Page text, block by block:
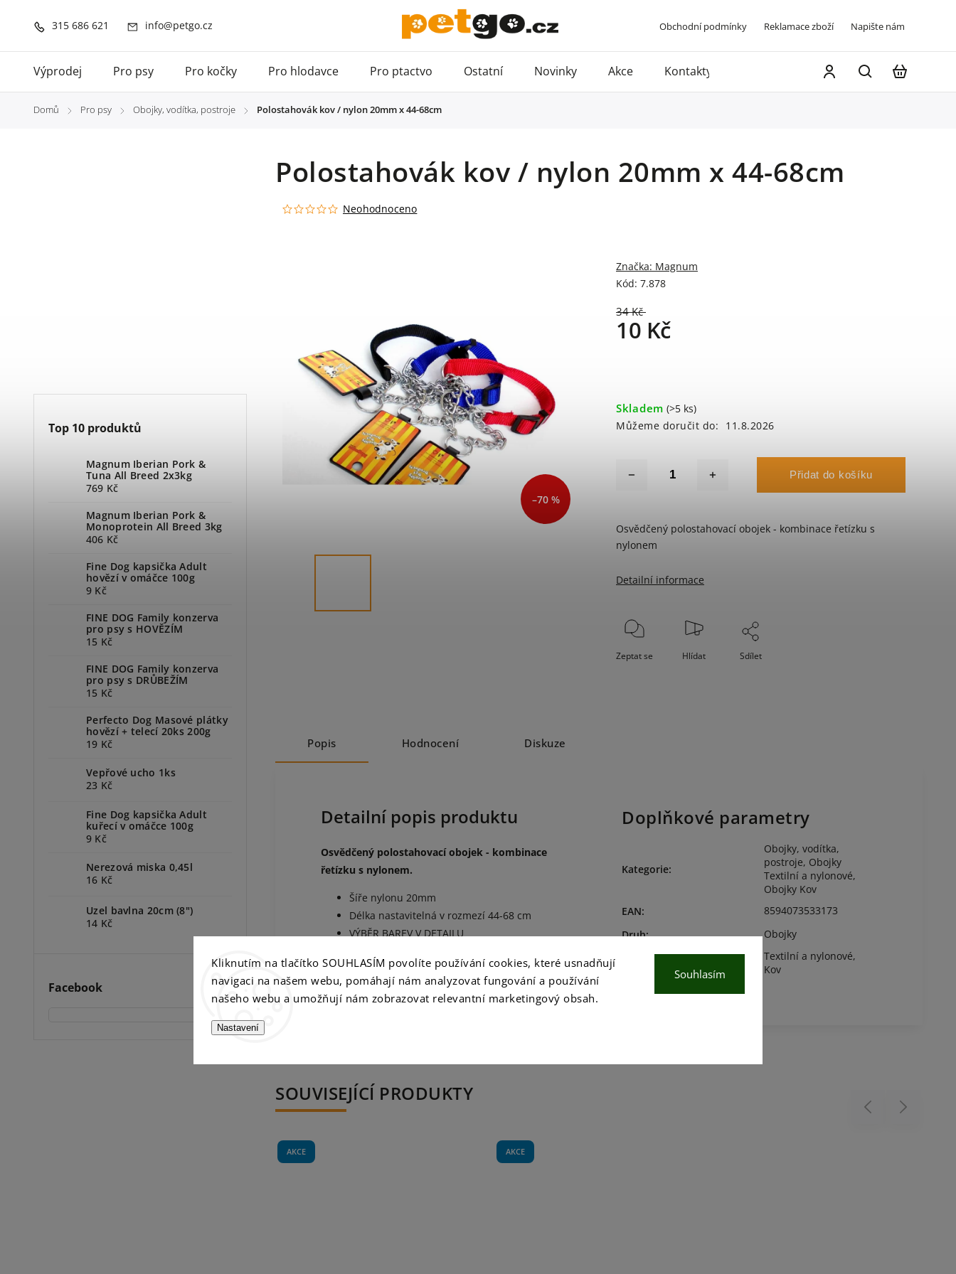
Kliknutím na tlačítko SOUHLASÍM povolíte používání cookies, které usnadňují
navigaci na našem webu, pomáhají nám analyzovat fungování a používání
našeho webu a umožňují nám zobrazovat relevantní marketingový obsah.
Nastavení
Souhlasím
315 686 621 info@petgo.cz Obchodní podmínky Reklamace zboží Napište nám
Výprodej Pro psy Pro kočky Pro hlodavce Pro ptactvo Ostatní Novinky Akce Kontakty
Domů / Pro psy / Obojky, vodítka, postroje / Polostahovák kov / nylon 20mm x 44-68cm
Top 10 produktů
Magnum Iberian Pork &
Tuna All Breed 2x3kg
769 Kč
Magnum Iberian Pork &
Monoprotein All Breed 3kg
406 Kč
Fine Dog kapsička Adult
hovězí v omáčce 100g
9 Kč
FINE DOG Family konzerva
pro psy s HOVĚZÍM
15 Kč
FINE DOG Family konzerva
pro psy s DRŮBEŽÍM
15 Kč
Perfecto Dog Masové plátky
hovězí + telecí 20ks 200g
19 Kč
Vepřové ucho 1ks
23 Kč
Fine Dog kapsička Adult
kuřecí v omáčce 100g
9 Kč
Nerezová miska 0,45l
16 Kč
Uzel bavlna 20cm (8")
14 Kč
Facebook
Polostahovák kov / nylon 20mm x 44-68cm
Neohodnoceno
–70 %
Kód: 7.878
Značka: Magnum
34 Kč
10 Kč
Skladem (>5 ks)
Můžeme doručit do:
11.8.2026
Přidat do košíku
Osvědčený polostahovací obojek - kombinace řetízku s
nylonem
Detailní informace
Zeptat se Hlídat Sdílet
Popis Hodnocení Diskuze
Detailní popis produktu
Osvědčený polostahovací obojek - kombinace
řetízku s nylonem.
Šíře nylonu 20mm
Délka nastavitelná v rozmezí 44-68 cm
VÝBĚR BAREV V DETAILU
Doplňkové parametry
Kategorie:
Obojky, vodítka,
postroje, Obojky
Textilní a nylonové,
Obojky Kov
EAN:
8594073533173
Druh: Obojky
Textilní a nylonové,
Kov
SOUVISEJÍCÍ PRODUKTY
Previous
AKCE AKCE
Next